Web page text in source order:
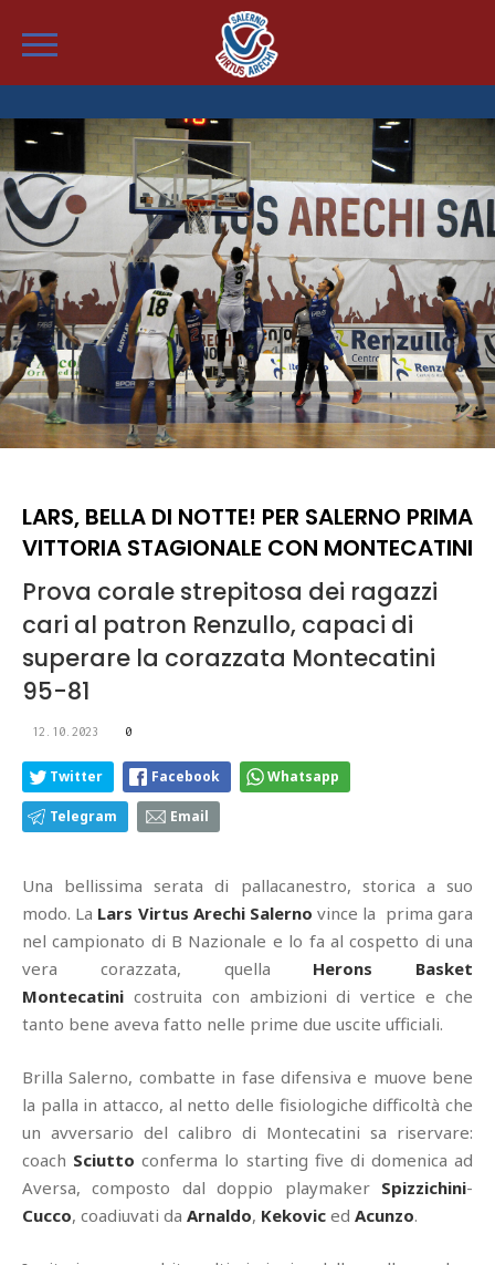
LARS, BELLA DI NOTTE! PER SALERNO PRIMA
VITTORIA STAGIONALE CON MONTECATINI
Prova corale strepitosa dei ragazzi
cari al patron Renzullo, capaci di
superare la corazzata Montecatini
95-81
12.10.2023 0
Twitter Facebook Whatsapp
Telegram Email
Una bellissima serata di pallacanestro, storica a suo
modo. La Lars Virtus Arechi Salernovince la prima gara
nel campionato di B Nazionale e lo fa al cospetto di una
vera corazzata, quella Herons Basket
Montecatini costruita con ambizioni di vertice e che
tanto bene aveva fatto nelle prime due uscite ufficiali.
Brilla Salerno, combatte in fase difensiva e muove bene
la palla in attacco, al netto delle fisiologiche difficoltà che
un avversario del calibro di Montecatini sa riservare:
coach Sciutto conferma lo starting five di domenica ad
Aversa, composto dal doppio playmaker Spizzichini-
Cucco, coadiuvati da Arnaldo, Kekovic ed Acunzo.